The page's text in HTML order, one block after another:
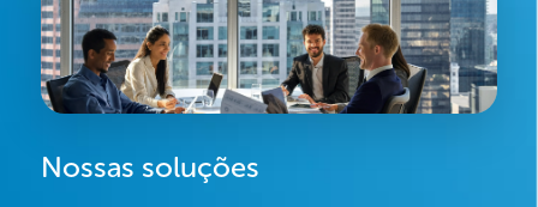
Nossas soluções